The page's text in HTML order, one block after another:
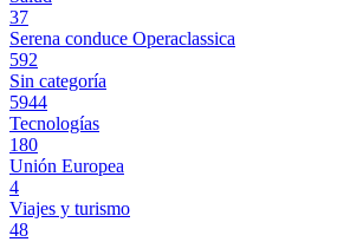
37
Serena conduce Operaclassica
592
Sin categoría
5944
Tecnologías
180
Unión Europea
4
Viajes y turismo
48